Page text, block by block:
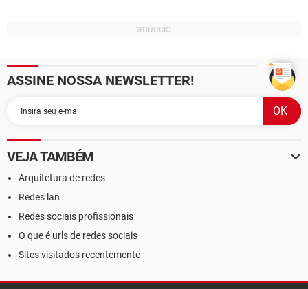
ASSINE NOSSA NEWSLETTER!
VEJA TAMBÉM
Arquitetura de redes
Redes lan
Redes sociais profissionais
O que é urls de redes sociais
Sites visitados recentemente